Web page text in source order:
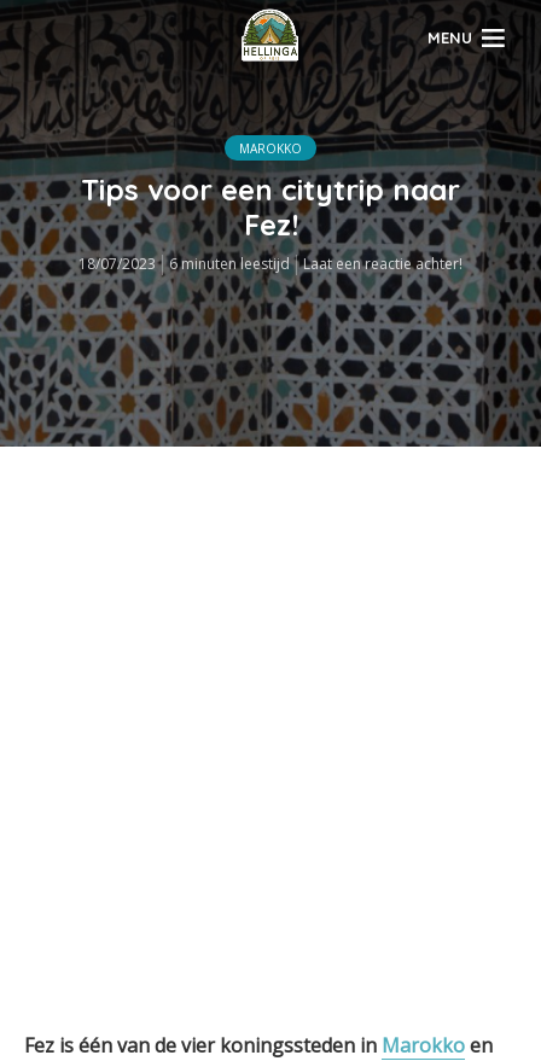
MENU
MAROKKO
Tips voor een citytrip naar
Fez!
18/07/2023 6 minuten leestijd Laat een reactie achter!
Fez is één van de vier koningssteden in Marokkoen